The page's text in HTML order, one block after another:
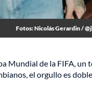
Fotos: Nicolás Gerardin /
Mundial de la FIFA, un
el orgullo es